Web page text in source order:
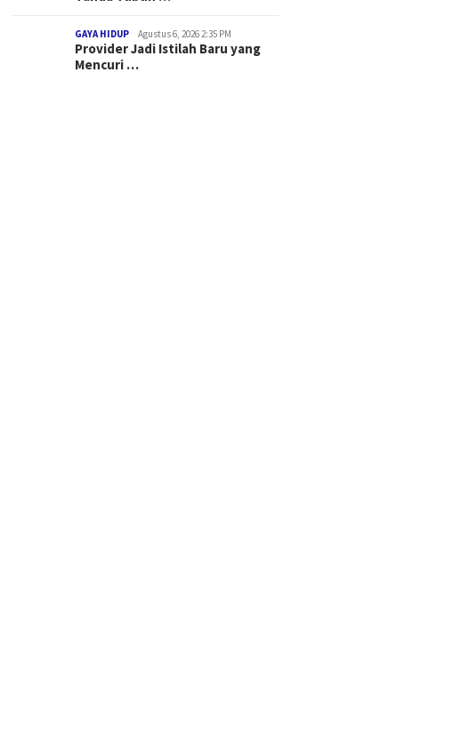
GAYA HIDUP Agustus 6, 2026 2:35 PM
Provider Jadi Istilah Baru yang
Mencuri …